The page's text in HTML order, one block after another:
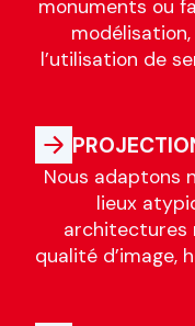
monuments ou
l’utilisation de
Nous adaptons
lieux
architectures
qualité d’image,